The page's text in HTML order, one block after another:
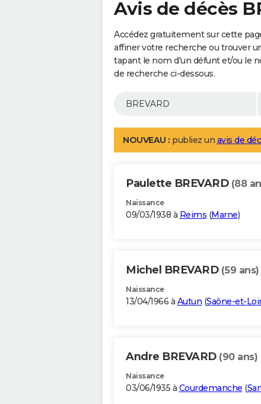
Avis de décès
Accédez gratuitement sur cette
affiner votre recherche ou trouver
tapant le nom d'un défunt et/ou le
de recherche ci-dessous.
NOUVEAU : publiez un avis de
Paulette BREVARD (88
Naissance
09/03/1938 à Reims (Marne)
Michel BREVARD (59 ans)
Naissance
13/04/1966 à Autun (Saône-et-
Andre BREVARD (90 ans)
Naissance
03/06/1935 à Courdemanche (